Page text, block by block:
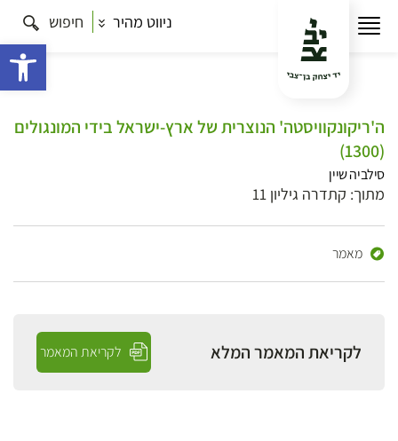
ניווט מהיר חיפוש
ה'ריקונקוויסטה' הנוצרית של ארץ-ישראל בידי המונגולים
(1300)
סילביה שיין
מתוך: קתדרה גיליון 11
מאמר
לקריאת המאמר המלא לקריאת המאמר